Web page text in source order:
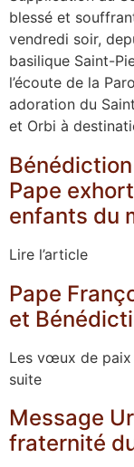
blessé et
vendredi soir,
basilique Saint-
l’écoute de la
adoration du
et Orbi à
Pape
enfants du
Lire l’article
Pape
et
Les vœux de
suite
Message
fraternité